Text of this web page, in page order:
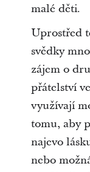
malé děti.
Uprostřed
svědky
zájem o
přátelství
využívají
tomu, aby
najevo
nebo